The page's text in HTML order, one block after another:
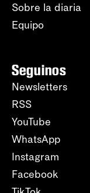
Sobre la diaria
Equipo
Seguinos
Newsletters
RSS
YouTube
WhatsApp
Instagram
Facebook